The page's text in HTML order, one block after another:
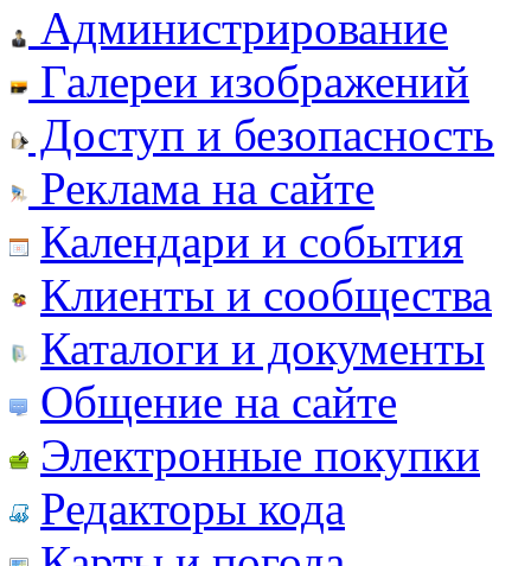
Администрирование
Галереи изображений
Доступ и безопасность
Реклама на сайте
Календари и события
Клиенты и сообщества
Каталоги и документы
Общение на сайте
Электронные покупки
Редакторы кода